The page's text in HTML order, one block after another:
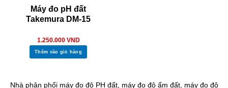
Nhà phân phối máy đo độ PH đất, máy đo độ ẩm đất, máy đo độ
Máy đo pH đất
Takemura DM-15
1.250.000 VND
Thêm vào giỏ hàng